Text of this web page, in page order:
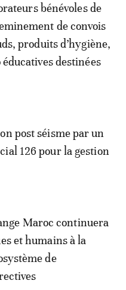
bénévoles de
de convois
produits d’hygiène,
destinées
post séisme par un
126 pour la gestion
Maroc continuera
et humains à la
de